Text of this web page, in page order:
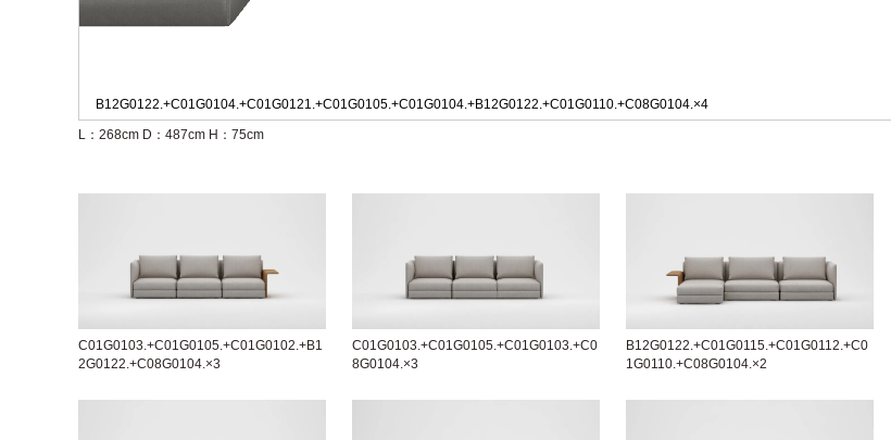
B12G0122.+C01G0104.+C01G0121.+C01G0105.+C01G0104.+B12G0122.+C01G0110.+C08G0104.×4
L：268cm D：487cm H：75cm
C01G0103.+C01G0105.+C01G0102.+B1
2G0122.+C08G0104.×3
C01G0103.+C01G0105.+C01G0103.+C0
8G0104.×3
B12G0122.+C01G0115.+C01G0112.+C0
1G0110.+C08G0104.×2